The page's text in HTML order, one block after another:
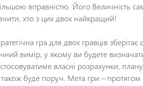
вправністю. Його Величність
хто з цих двох найкращий!
гра для двох гравців
вимір, у якому ви будете
власні розрахунки,
буде поруч. Мета гри – протягом
*
Заголовок відгуку
*
Відгук